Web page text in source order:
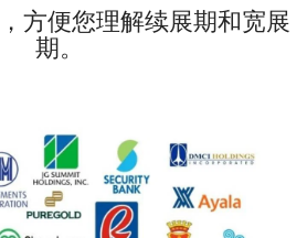
方便您理解续展期和宽展
期。